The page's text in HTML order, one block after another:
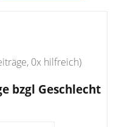
0x hilfreich)
bzgl Geschlecht